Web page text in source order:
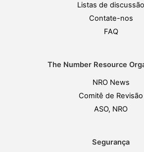
Listas de discussão
Contate-nos
FAQ
The Number Resource
NRO News
Comitê de Revisão
ASO, NRO
Segurança